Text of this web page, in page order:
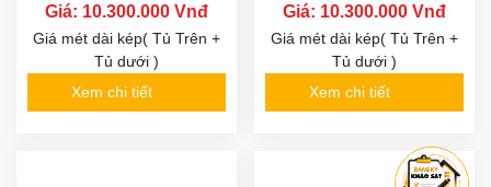
Giá: 10.300.000 Vnđ
Giá mét dài kép( Tủ Trên +
Tủ dưới )
Xem chi tiết
Giá: 10.300.000 Vnđ
Giá mét dài kép( Tủ Trên +
Tủ dưới )
Xem chi tiết